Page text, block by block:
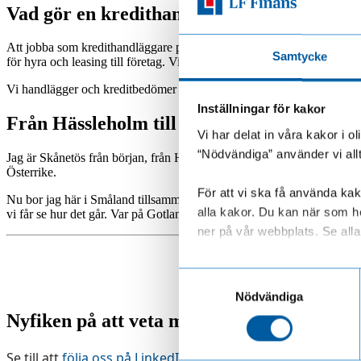
Samtycke
Inställningar för kakor
Vi har delat in våra kakor i
“Nödvändiga” använder vi
För att vi ska få använda
alla kakor. Du kan när som
ner på vår webbplats. Se
Läs mer om hur vi
Nödvändiga
Vad gör en kredithandläggare?
Att jobba som kredithandläggare på LF Finans innebär många olika
för hyra och leasing till företag. Vi ser över resultat- och
Vi handlägger och kreditbedömer även många överlåtelser, där
Från Hässleholm till Australien
Jag är Skånetös från början, från Hässleholm, inget att skryta om.
Österrike.
Nu bor jag här i Småland tillsammans med sambon Anders och vår
vi får se hur det går. Var på Gotland i somras, och fastnade för all
Nyfiken på att veta mer om oss?